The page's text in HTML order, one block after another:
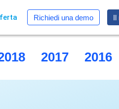
Richiedi una demo Il
2017 2016